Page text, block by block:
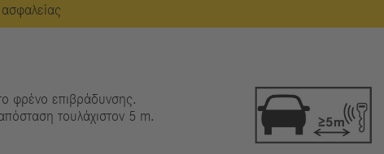
φρένο επιβράδυνσης.
τουλάχιστον 5 m.